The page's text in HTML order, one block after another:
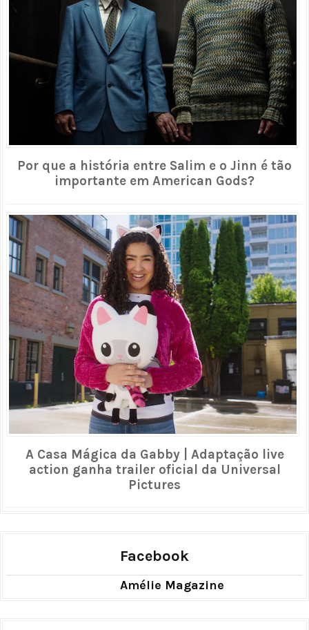
Por que a história entre Salim e o Jinn é tão
importante em American Gods?
A Casa Mágica da Gabby | Adaptação live
action ganha trailer oficial da Universal
Pictures
Facebook
Amélie Magazine